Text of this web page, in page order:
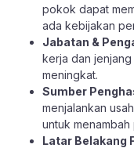
pokok dapat
ada kebijakan
Jabatan &
kerja dan
meningkat.
Sumber
menjalankan
untuk menambah
Latar Belakang